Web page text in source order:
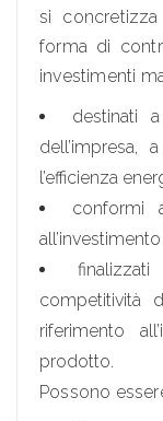
si
forma di
investimenti
destinati
dell’impresa,
l’efficienza
conformi
competitività
riferimento
prodotto.
Possono